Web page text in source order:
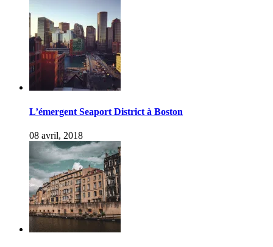
L’émergent Seaport District à Boston
08 avril, 2018